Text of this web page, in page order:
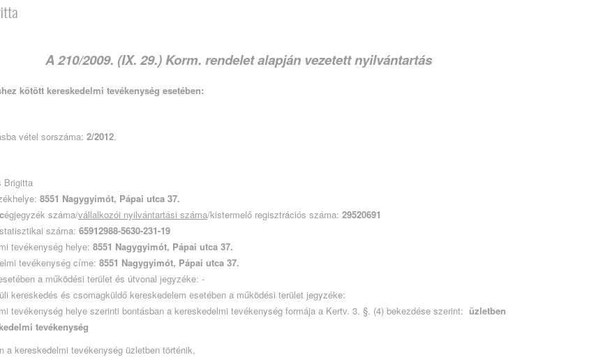
A 210/2009. (IX. 29.) Korm. rendelet alapján vezetett nyilvántartás
kötött kereskedelmi tevékenység esetében:
vétel sorszáma: 2/2012.
Brigitta
8551 Nagygyimót, Pápai utca 37.
cégjegyzék száma/vállalkozói nyilvántartási száma/kistermelő regisztrációs száma: 29520691
száma: 65912988-5630-231-19
tevékenység helye: 8551 Nagygyimót, Pápai utca 37.
tevékenység címe: 8551 Nagygyimót, Pápai utca 37.
a működési terület és útvonal jegyzéke: -
kereskedés és csomagküldő kereskedelem esetében a működési terület jegyzéke:
tevékenység helye szerinti bontásban a kereskedelmi tevékenység formája a Kertv. 3. §. (4) bekezdése szerint: üzletben
tevékenység
a kereskedelmi tevékenység üzletben történik,